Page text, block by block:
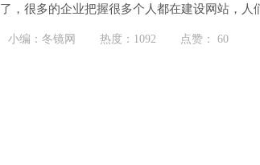
，很多的企业把握很多个人都在建设网站，
两者之间有什么关系呢？
小编：冬镜网 热度：1092 点赞： 60